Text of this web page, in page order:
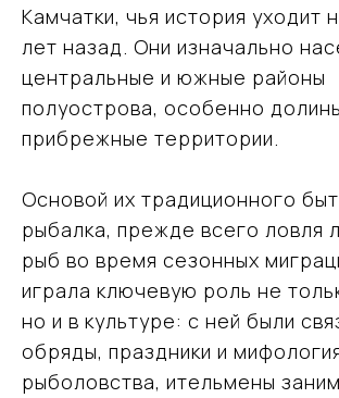
Камчатки, чья история уходит
лет назад. Они изначально
центральные и южные районы
полуострова, особенно
прибрежные территории.
Основой их традиционного
рыбалка, прежде всего ловля
рыб во время сезонных
играла ключевую роль не
но и в культуре: с ней были
обряды, праздники и
рыболовства, ительмены